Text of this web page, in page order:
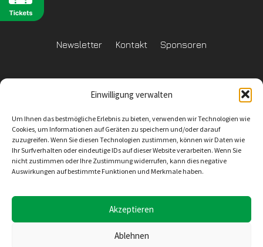
Einwilligung verwalten
Um Ihnen das bestmögliche Erlebnis zu bieten, verwenden wir Technologien wie
Cookies, um Informationen auf Geräten zu speichern und/oder darauf
zuzugreifen. Wenn Sie diesen Technologien zustimmen, können wir Daten wie
Ihr Surfverhalten oder eindeutige IDs auf dieser Website verarbeiten. Wenn Sie
nicht zustimmen oder Ihre Zustimmung widerrufen, kann dies negative
Auswirkungen auf bestimmte Funktionen und Merkmale haben.
Akzeptieren
Ablehnen
Newsletter Kontakt Sponsoren
Reglement Datenschutz
Inhaltliche Verantwortung
4528 Zuchwil